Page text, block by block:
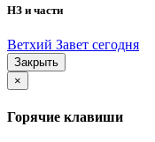
НЗ и части
Ветхий Завет сегодня
Закрыть
×
Горячие клавиши